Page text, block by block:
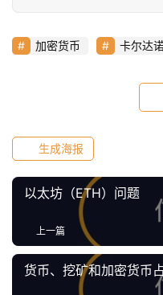
数
工
具
推
荐
加密货币 卡尔达
生成海报
以太坊（ETH）问题
上一篇
货币、挖矿和加密货币